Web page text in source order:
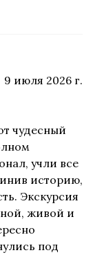
9 июля 2026 г.
чудесный
учли все
историю,
Экскурсия
живой и
под